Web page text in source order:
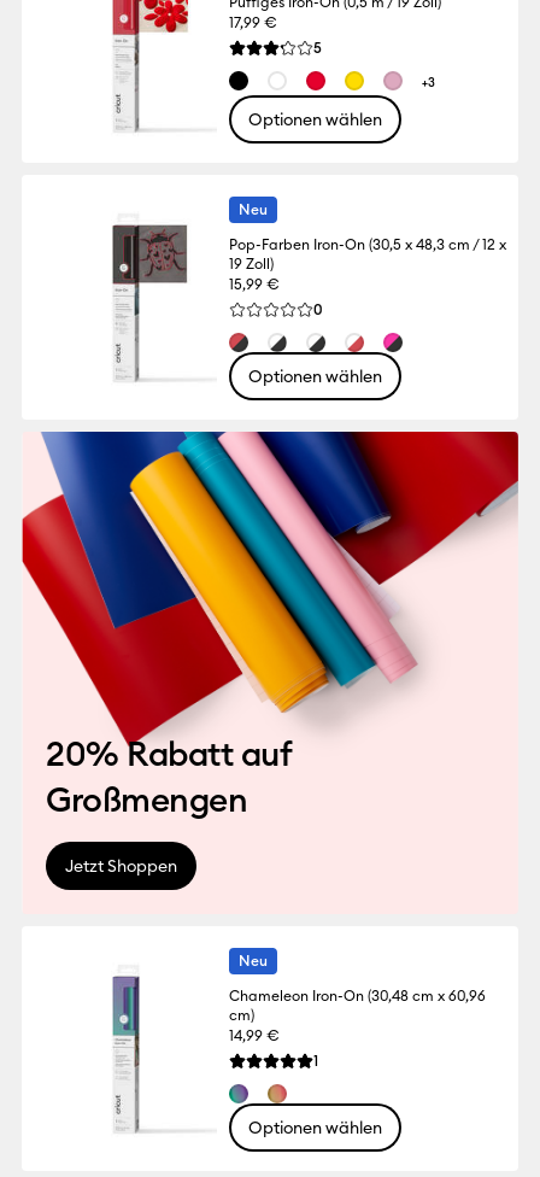
17,99 €
Die durchschnittliche Bewertung für
5Reviews
+3
Optionen wählen
Neu
Pop-Farben Iron-On (30,5 x 48,3 cm / 12 x
19 Zoll)
15,99 €
Die durchschnittliche Bewertung für
0
Optionen wählen
20% Rabatt auf
Großmengen
Jetzt Shoppen
Neu
Chameleon Iron-On (30,48 cm x 60,96
cm)
14,99 €
Die durchschnittliche Bewertung für
1
Optionen wählen